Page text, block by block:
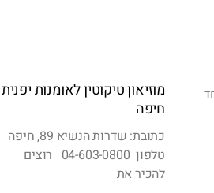
מוזיאון טיקוטין לאומנות יפנית
חיפה
כתובת: שדרות הנשיא 89, חיפה
טלפון 04-603-0800 רוצים
להכיר את